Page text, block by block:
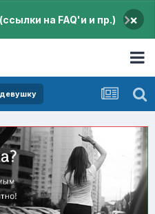
на FAQ'и и пр.) ×
девушку